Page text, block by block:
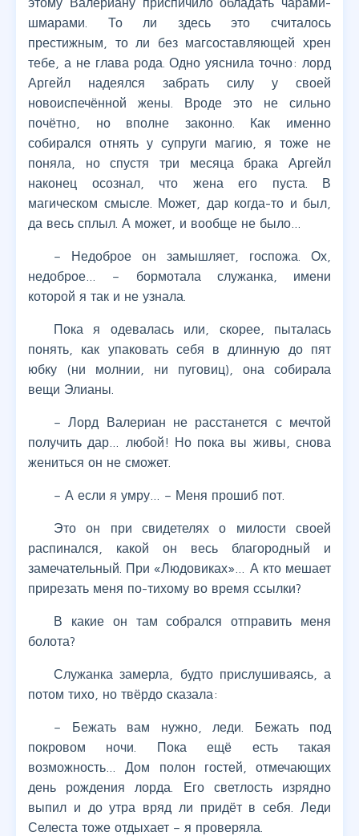
шмарами. То ли здесь это считалось
престижным, то ли без магсоставляющей хрен
тебе, а не глава рода. Одно уяснила точно: лорд
Аргейл надеялся забрать силу у своей
новоиспечённой жены. Вроде это не сильно
почётно, но вполне законно. Как именно
собирался отнять у супруги магию, я тоже не
поняла, но спустя три месяца брака Аргейл
наконец осознал, что жена его пуста. В
магическом смысле. Может, дар когда-то и был,
да весь сплыл. А может, и вообще не было…
– Недоброе он замышляет, госпожа. Ох,
недоброе… – бормотала служанка, имени
которой я так и не узнала.
Пока я одевалась или, скорее, пыталась
понять, как упаковать себя в длинную до пят
юбку (ни молнии, ни пуговиц), она собирала
вещи Элианы.
– Лорд Валериан не расстанется с мечтой
получить дар… любой! Но пока вы живы, снова
жениться он не сможет.
– А если я умру… – Меня прошиб пот.
Это он при свидетелях о милости своей
распинался, какой он весь благородный и
замечательный. При «Людовиках»… А кто мешает
прирезать меня по-тихому во время ссылки?
В какие он там собрался отправить меня
болота?
Служанка замерла, будто прислушиваясь, а
потом тихо, но твёрдо сказала:
– Бежать вам нужно, леди. Бежать под
покровом ночи. Пока ещё есть такая
возможность… Дом полон гостей, отмечающих
день рождения лорда. Его светлость изрядно
выпил и до утра вряд ли придёт в себя. Леди
Селеста тоже отдыхает – я проверяла.